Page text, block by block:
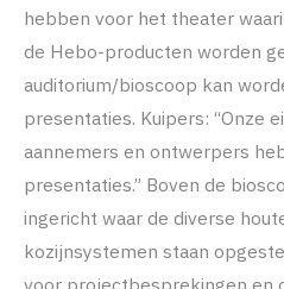
hebben voor het theater
de Hebo-producten worden
auditorium/bioscoop kan
presentaties. Kuipers: “Onze
aannemers en ontwerpers
presentaties.” Boven de
ingericht waar de diverse
kozijnsystemen staan
voor projectbesprekingen en